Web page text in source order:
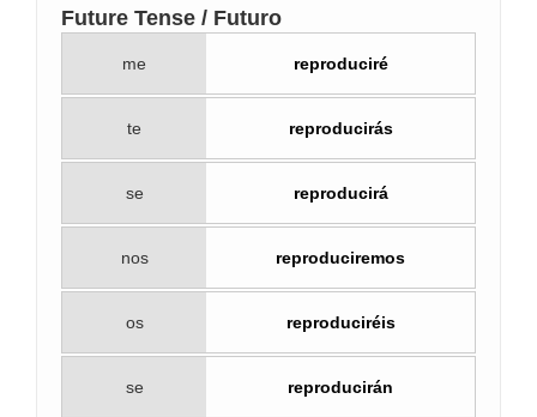
Future Tense / Futuro
me reproduciré
te reproducirás
se reproducirá
nos reproduciremos
os reproduciréis
se reproducirán